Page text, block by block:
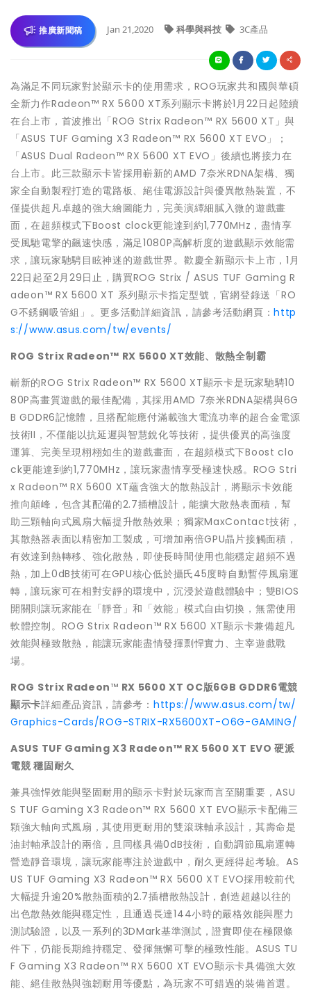
推廣新聞稿 Jan 21,2020 科學與科技 3C產品
為滿足不同玩家對於顯示卡的使用需求，ROG玩家共和國與華碩
全新力作Radeon™ RX 5600 XT系列顯示卡將於1月22日起陸續
在台上市，首波推出「ROG Strix Radeon™ RX 5600 XT」與
「ASUS TUF Gaming X3 Radeon™ RX 5600 XT EVO」；
「ASUS Dual Radeon™ RX 5600 XT EVO」後續也將接力在
台上市。此三款顯示卡皆採用嶄新的AMD 7奈米RDNA架構、獨
家全自動製程打造的電路板、絕佳電源設計與優異散熱裝置，不
僅提供超凡卓越的強大繪圖能力，完美演繹細膩入微的遊戲畫
面，在超頻模式下Boost clock更能達到約1,770MHz，盡情享
受風馳電擎的飆速快感，滿足1080P高解析度的遊戲顯示效能需
求，讓玩家馳騁目眩神迷的遊戲世界。歡慶全新顯示卡上市，1月
22日起至2月29日止，購買ROG Strix / ASUS TUF Gaming R
adeon™ RX 5600 XT 系列顯示卡指定型號，官網登錄送「RO
G不銹鋼吸管組」。更多活動詳細資訊，請參考活動網頁：http
s://www.asus.com/tw/events/
ROG Strix Radeon™ RX 5600 XT效能、散熱全制霸
嶄新的ROG Strix Radeon™ RX 5600 XT顯示卡是玩家馳騁10
80P高畫質遊戲的最佳配備，其採用AMD 7奈米RDNA架構與6G
B GDDR6記憶體，且搭配能應付滿載強大電流功率的超合金電源
技術II，不僅能以抗延遲與智慧銳化等技術，提供優異的高強度
運算、完美呈現栩栩如生的遊戲畫面，在超頻模式下Boost clo
ck更能達到約1,770MHz，讓玩家盡情享受極速快感。ROG Stri
x Radeon™ RX 5600 XT蘊含強大的散熱設計，將顯示卡效能
推向顛峰，包含其配備的2.7插槽設計，能擴大散熱表面積，幫
助三顆軸向式風扇大幅提升散熱效果；獨家MaxContact技術，
其散熱器表面以精密加工製成，可增加兩倍GPU晶片接觸面積，
有效達到熱轉移、強化散熱，即使長時間使用也能穩定超頻不過
熱，加上0dB技術可在GPU核心低於攝氏45度時自動暫停風扇運
轉，讓玩家可在相對安靜的環境中，沉浸於遊戲體驗中；雙BIOS
開關則讓玩家能在「靜音」和「效能」模式自由切換，無需使用
軟體控制。ROG Strix Radeon™ RX 5600 XT顯示卡兼備超凡
效能與極致散熱，能讓玩家能盡情發揮剽悍實力、主宰遊戲戰
場。
ROG Strix Radeon™ RX 5600 XT OC版6GB GDDR6電競
顯示卡詳細產品資訊，請參考： https://www.asus.com/tw/
Graphics-Cards/ROG-STRIX-RX5600XT-O6G-GAMING/
ASUS TUF Gaming X3 Radeon™ RX 5600 XT EVO 硬派
電競 穩固耐久
兼具強悍效能與堅固耐用的顯示卡對於玩家而言至關重要，ASU
S TUF Gaming X3 Radeon™ RX 5600 XT EVO顯示卡配備三
顆強大軸向式風扇，其使用更耐用的雙滾珠軸承設計，其壽命是
油封軸承設計的兩倍，且同樣具備0dB技術，自動調節風扇運轉
營造靜音環境，讓玩家能專注於遊戲中，耐久更經得起考驗。AS
US TUF Gaming X3 Radeon™ RX 5600 XT EVO採用較前代
大幅提升逾20%散熱面積的2.7插槽散熱設計，創造超越以往的
出色散熱效能與穩定性，且通過長達144小時的嚴格效能與壓力
測試驗證，以及一系列的3DMark基準測試，證實即使在極限條
件下，仍能長期維持穩定、發揮無懈可擊的極致性能。ASUS TU
F Gaming X3 Radeon™ RX 5600 XT EVO顯示卡具備強大效
能、絕佳散熱與強韌耐用等優點，為玩家不可錯過的裝備首選。